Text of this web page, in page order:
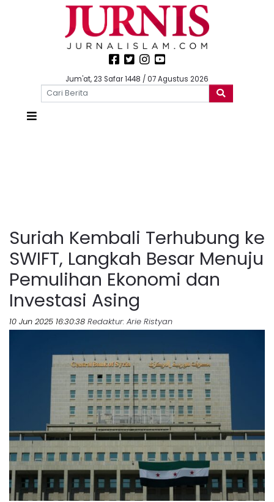
Jum'at, 23 Safar 1448 / 07 Agustus 2026
Suriah Kembali Terhubung ke
SWIFT, Langkah Besar Menuju
Pemulihan Ekonomi dan
Investasi Asing
10 Jun 2025 16:30:38 Redaktur: Arie Ristyan